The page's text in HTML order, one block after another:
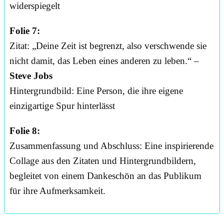
widerspiegelt
Folie 7:
Zitat: „Deine Zeit ist begrenzt, also verschwende sie
nicht damit, das Leben eines anderen zu leben.“ –
Steve Jobs
Hintergrundbild: Eine Person, die ihre eigene
einzigartige Spur hinterlässt
Folie 8:
Zusammenfassung und Abschluss: Eine inspirierende
Collage aus den Zitaten und Hintergrundbildern,
begleitet von einem Dankeschön an das Publikum
für ihre Aufmerksamkeit.